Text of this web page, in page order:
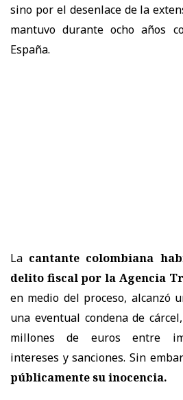
sino por el desenlace de la
mantuvo durante ocho años
España.
La cantante colombiana
delito fiscal por la Agencia
en medio del proceso, alcanzó
una eventual condena de
millones de euros entre
intereses y sanciones. Sin
públicamente su inocencia.